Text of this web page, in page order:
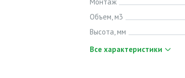
Объем, м3
Высота, мм
Все характеристики